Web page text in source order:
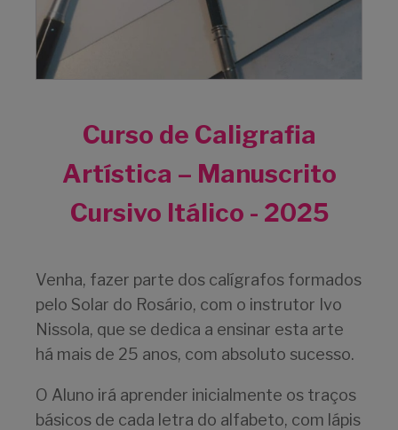
Curso de Caligrafia
Artística – Manuscrito
Cursivo Itálico - 2025
Venha, fazer parte dos calígrafos formados
pelo Solar do Rosário, com o instrutor Ivo
Nissola, que se dedica a ensinar esta arte
há mais de 25 anos, com absoluto sucesso.
O Aluno irá aprender inicialmente os traços
básicos de cada letra do alfabeto, com lápis